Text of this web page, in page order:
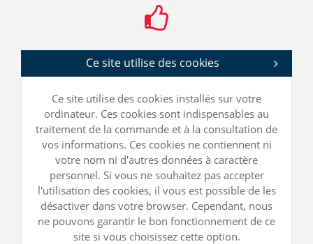
Ce site utilise des cookies
Ce site utilise des cookies installés sur votre
ordinateur. Ces cookies sont indispensables au
traitement de la commande et à la consultation de
vos informations. Ces cookies ne contiennent ni
votre nom ni d'autres données à caractère
personnel. Si vous ne souhaitez pas accepter
l'utilisation des cookies, il vous est possible de les
désactiver dans votre browser. Cependant, nous
ne pouvons garantir le bon fonctionnement de ce
site si vous choisissez cette option.